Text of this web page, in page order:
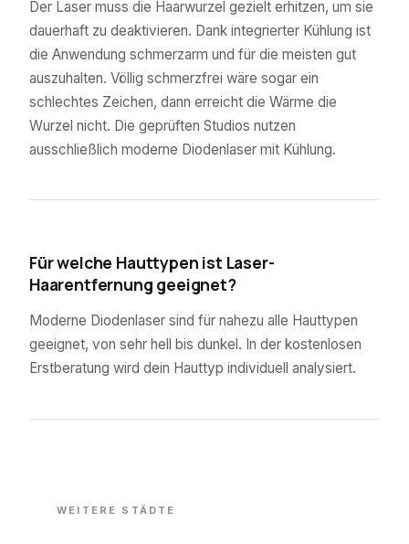
Der Laser muss die Haarwurzel gezielt erhitzen, um sie
dauerhaft zu deaktivieren. Dank integrierter Kühlung ist
die Anwendung schmerzarm und für die meisten gut
auszuhalten. Völlig schmerzfrei wäre sogar ein
schlechtes Zeichen, dann erreicht die Wärme die
Wurzel nicht. Die geprüften Studios nutzen
ausschließlich moderne Diodenlaser mit Kühlung.
Für welche Hauttypen ist Laser-
Haarentfernung geeignet?
Moderne Diodenlaser sind für nahezu alle Hauttypen
geeignet, von sehr hell bis dunkel. In der kostenlosen
Erstberatung wird dein Hauttyp individuell analysiert.
WEITERE STÄDTE